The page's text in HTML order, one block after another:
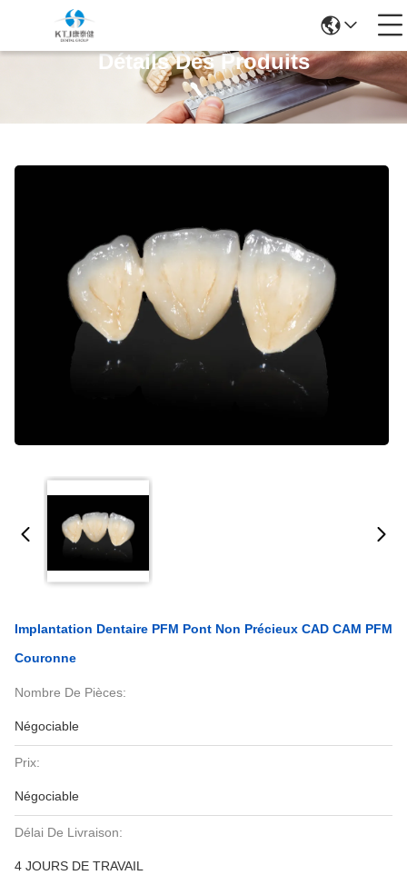
Détails Des Produits
Implantation Dentaire PFM Pont Non Précieux CAD CAM PFM
Couronne
Nombre De Pièces:
Négociable
Prix:
Négociable
Délai De Livraison:
4 JOURS DE TRAVAIL